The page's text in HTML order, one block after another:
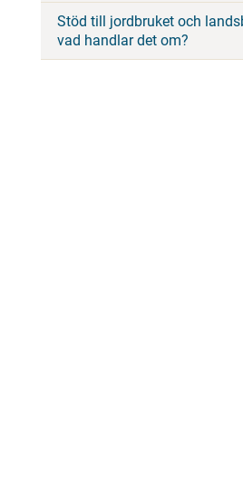
Stöd till jordbruket och
vad handlar det om?